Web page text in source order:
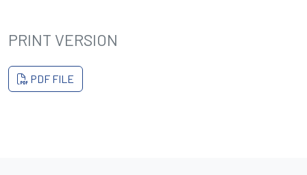
PRINT VERSION
PDF FILE